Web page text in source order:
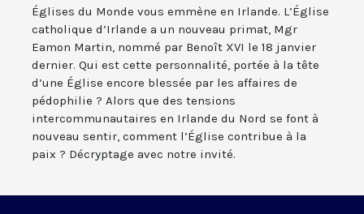
Églises du Monde vous emmène en Irlande. L’Église
catholique d’Irlande a un nouveau primat, Mgr
Eamon Martin, nommé par Benoît XVI le 18 janvier
dernier. Qui est cette personnalité, portée à la tête
d’une Église encore blessée par les affaires de
pédophilie ? Alors que des tensions
intercommunautaires en Irlande du Nord se font à
nouveau sentir, comment l’Église contribue à la
paix ? Décryptage avec notre invité.